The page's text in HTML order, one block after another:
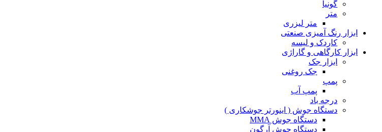
گونیا
متر
متر لیزری
ابزار رنگ آمیزی صنعتی
کاردک و لیسه
ابزار کارگاهی و گاراژی
ابزار جک
جک روغنی
پمپ
پمپ آب
درجه باد
دستگاه جوش ( اینورتر جوشکاری )
دستگاه جوش MMA
دستگاه جوش آرگون